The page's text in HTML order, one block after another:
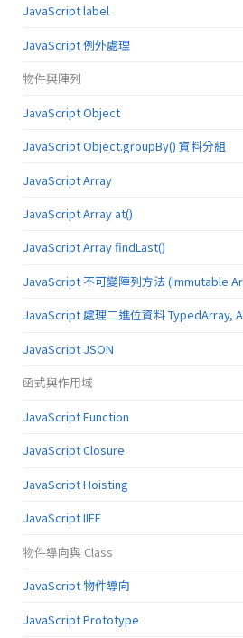
JavaScript label
JavaScript 例外處理
物件與陣列
JavaScript Object
JavaScript Object.groupBy() 資料分組
JavaScript Array
JavaScript Array at()
JavaScript Array findLast()
JavaScript 不可變陣列方法 (Immutable
JavaScript 處理二進位資料 TypedArray,
JavaScript JSON
函式與作用域
JavaScript Function
JavaScript Closure
JavaScript Hoisting
JavaScript IIFE
物件導向與 Class
JavaScript 物件導向
JavaScript Prototype